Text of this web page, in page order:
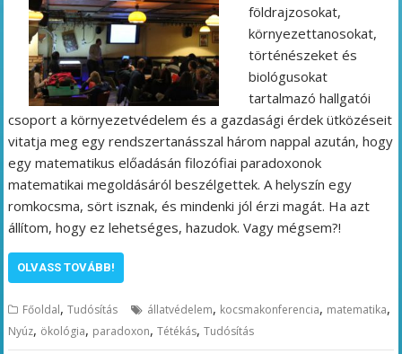
földrajzosokat,
környezettanosokat,
történészeket és
biológusokat
tartalmazó hallgatói
csoport a környezetvédelem és a gazdasági érdek ütközéseit
vitatja meg egy rendszertanásszal három nappal azután, hogy
egy matematikus előadásán filozófiai paradoxonok
matematikai megoldásáról beszélgettek. A helyszín egy
romkocsma, sört isznak, és mindenki jól érzi magát. Ha azt
állítom, hogy ez lehetséges, hazudok. Vagy mégsem?!
OLVASS TOVÁBB!
Főoldal,Tudósítás állatvédelem, kocsmakonferencia, matematika,
Nyúz, ökológia, paradoxon,Tétékás,Tudósítás